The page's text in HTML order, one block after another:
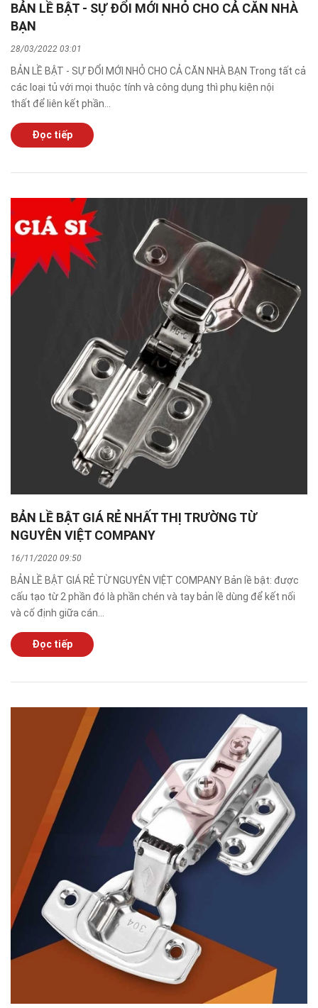
BẢN LỀ BẬT - SỰ ĐỔI MỚI NHỎ CHO CẢ CĂN NHÀ
BẠN
28/03/2022 03:01
BẢN LỀ BẬT - SỰ ĐỔI MỚI NHỎ CHO CẢ CĂN NHÀ BẠN Trong tất cả
các loại tủ với mọi thuộc tính và công dụng thì phụ kiện nội
thất để liên kết phần...
Đọc tiếp
BẢN LỀ BẬT GIÁ RẺ NHẤT THỊ TRƯỜNG TỪ
NGUYÊN VIỆT COMPANY
16/11/2020 09:50
BẢN LỀ BẬT GIÁ RẺ TỪ NGUYÊN VIỆT COMPANY Bản lề bật: được
cấu tạo từ 2 phần đó là phần chén và tay bản lề dùng để kết nối
và cố định giữa cán...
Đọc tiếp